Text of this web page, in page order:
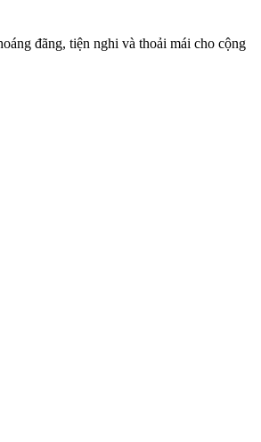
đãng, tiện nghi và thoải mái cho cộng